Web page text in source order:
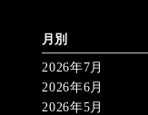
月別
2026年7月
2026年6月
2026年5月